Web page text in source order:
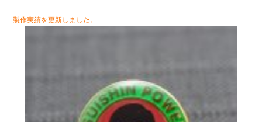
製作実績を更新しました。